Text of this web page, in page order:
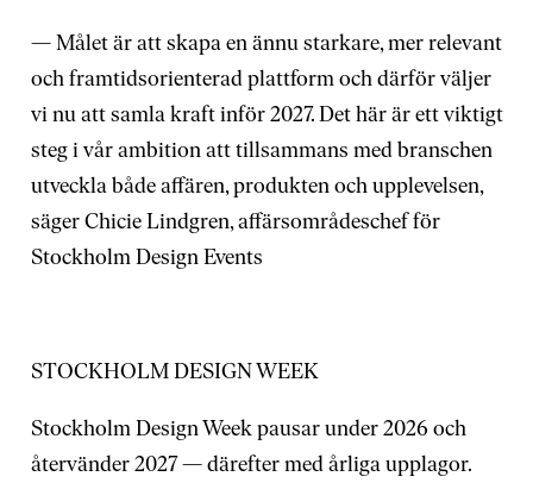
— Målet är att skapa en ännu starkare, mer relevant
och framtidsorienterad plattform och därför väljer
vi nu att samla kraft inför 2027. Det här är ett viktigt
steg i vår ambition att tillsammans med branschen
utveckla både affären, produkten och upplevelsen,
sägerChicie Lindgren, affärsområdeschef för
Stockholm Design Events
STOCKHOLM DESIGN WEEK
Stockholm Design Week pausar under 2026 och
återvänder 2027 — därefter med årliga upplagor.